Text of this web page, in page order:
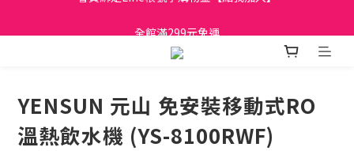
日立家電、國際牌 原廠管制價格 私訊優惠價
YENSUN 元山 免安裝移動式RO
溫熱飲水機 (YS-8100RWF)